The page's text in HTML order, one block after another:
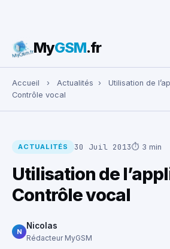
Rechercher :
MyGSM.fr
Accueil › Actualités ›
Utilisation de
Contrôle vocal
ACTUALITÉS 30 Juil 2013⏱ 3 min
Utilisation de
Contrôle vocal
N
Nicolas
Rédacteur MyGSM